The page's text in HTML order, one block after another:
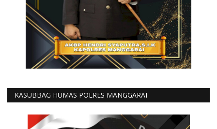
KASUBBAG HUMAS POLRES MANGGARAI